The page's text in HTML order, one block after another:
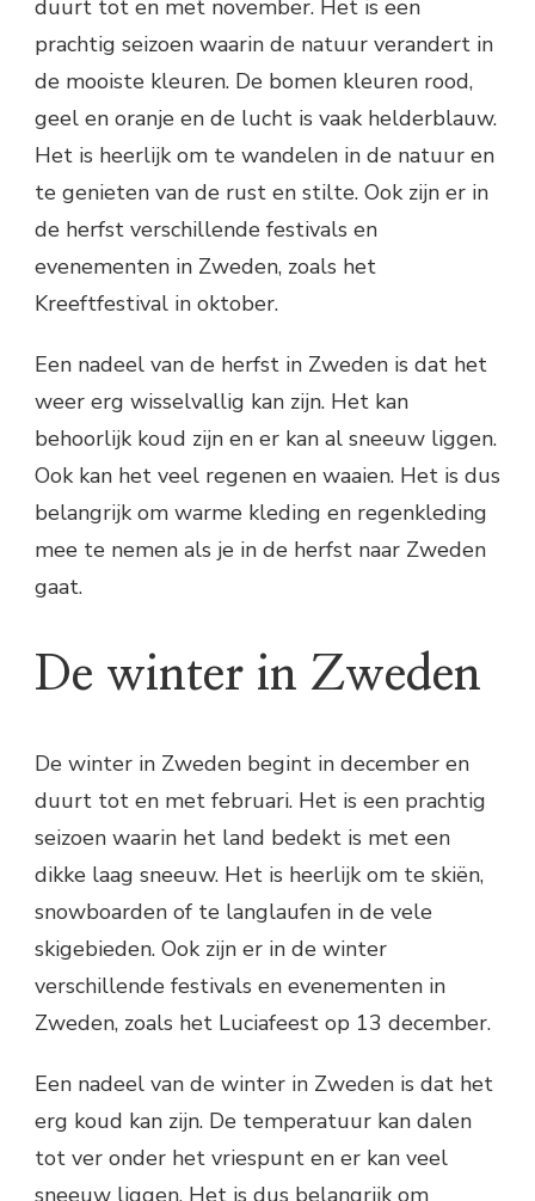
duurt tot en met november. Het is een
prachtig seizoen waarin de natuur verandert in
de mooiste kleuren. De bomen kleuren rood,
geel en oranje en de lucht is vaak helderblauw.
Het is heerlijk om te wandelen in de natuur en
te genieten van de rust en stilte. Ook zijn er in
de herfst verschillende festivals en
evenementen in Zweden, zoals het
Kreeftfestival in oktober.
Een nadeel van de herfst in Zweden is dat het
weer erg wisselvallig kan zijn. Het kan
behoorlijk koud zijn en er kan al sneeuw liggen.
Ook kan het veel regenen en waaien. Het is dus
belangrijk om warme kleding en regenkleding
mee te nemen als je in de herfst naar Zweden
gaat.
De winter in Zweden
De winter in Zweden begint in december en
duurt tot en met februari. Het is een prachtig
seizoen waarin het land bedekt is met een
dikke laag sneeuw. Het is heerlijk om te skiën,
snowboarden of te langlaufen in de vele
skigebieden. Ook zijn er in de winter
verschillende festivals en evenementen in
Zweden, zoals het Luciafeest op 13 december.
Een nadeel van de winter in Zweden is dat het
erg koud kan zijn. De temperatuur kan dalen
tot ver onder het vriespunt en er kan veel
sneeuw liggen. Het is dus belangrijk om